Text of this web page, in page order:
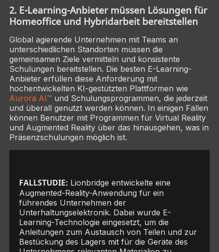
2. E-Learning-Anbieter müssen Lösungen für
Homeoffice und Hybridarbeit bereitstellen
Global agierende Unternehmen mit Teams an
unterschiedlichen Standorten müssen die
gemeinsamen Ziele vermitteln und konsistente
Schulungen bereitstellen. Die besten E-Learning-
Anbieter erfüllen diese Anforderung mit
hochentwickelten KI-gestützten Plattformen wie
Aurora AI™ und Schulungsprogrammen, die jederzeit
und überall genutzt werden können. In einigen Fällen
können Benutzer mit Programmen für Virtual Reality
und Augmented Reality über das hinausgehen, was in
Präsenzschulungen möglich ist.
FALLSTUDIE: Lionbridge entwickelte eine
Augmented-Reality-Anwendung für ein
führendes Unternehmen der
Unterhaltungselektronik. Dabei wurde E-
Learning-Technologie eingesetzt, um die
Anleitungen zum Austausch von Teilen und zur
Bestückung des Lagers mit für die Geräte des